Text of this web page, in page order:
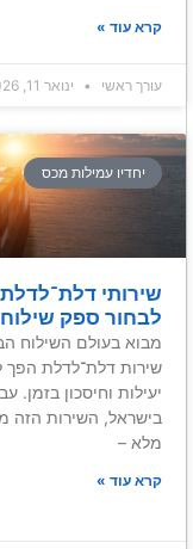
קרא עוד »
עורך ראשי ינואר 11, 2026
יחדיו עמילות מכס
שירותי
לבחור ספק שילוח
מבוא בעולם השילוח
שירות דלת־לדלת הפך
יעילות וחיסכון בזמן.
בישראל, השירות הזה
מלא –
קרא עוד »